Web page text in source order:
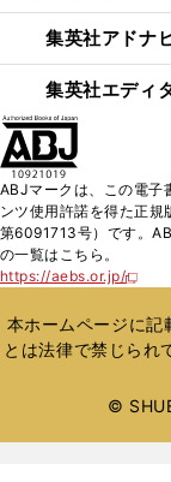
集英社アドナ
集英社エディ
ABJマークは、この電子
ンツ使用許諾を得た正
第6091713号）です。
の一覧はこちら。
https://aebs.or.jp/
新
い
ウ
ィ
ウ
本ホームページに記
とは法律で禁じられ
©